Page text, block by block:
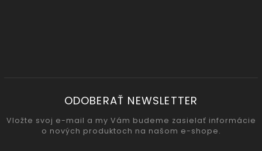
ODOBERAŤ NEWSLETTER
Vložte svoj e-mail a my Vám budeme zasielať informácie
o nových produktoch na našom e-shope.